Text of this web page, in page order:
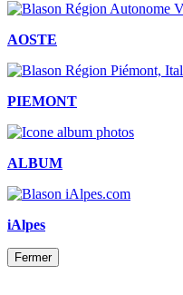
AOSTE
PIEMONT
ALBUM
iAlpes
Fermer